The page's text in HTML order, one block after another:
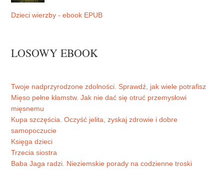
Dzieci wierzby - ebook EPUB
LOSOWY EBOOK
Twoje nadprzyrodzone zdolności. Sprawdź, jak wiele potrafisz
Mięso pełne kłamstw. Jak nie dać się otruć przemysłowi
mięsnemu
Kupa szczęścia. Oczyść jelita, zyskaj zdrowie i dobre
samopoczucie
Księga dzieci
Trzecia siostra
Baba Jaga radzi. Nieziemskie porady na codzienne troski